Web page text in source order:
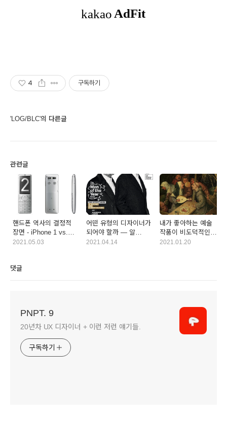
4 구독하기
'LOG/BLC'의 다른글
관련글
핸드폰 역사의 결정적
장면 - iPhone 1 vs.
InfoBar 2
2021.05.03
어떤 유형의 디자이너가
되어야 할까 — 알
파치노 vs. 로버트 드
2021.04.14
내가 좋아하는 예술
작품이 비도덕적인
예술가에게서 나온
2021.01.20
댓글
PNPT. 9
20년차 UX 디자이너 + 이런 저런 얘기들.
구독하기